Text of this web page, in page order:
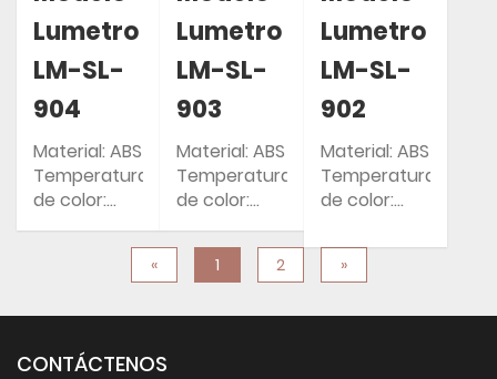
Lumetro
LM-SL-
904
Material: ABS
Temperatura
de color:
IP: IP54
Lumetro
LM-SL-
903
Material: ABS
Temperatura
de color:
Garantía: 2
años
IP: IP54
Lumetro
LM-SL-
902
Material: ABS
Temperatura
de color:
Garantía: 2
años
IP: IP54
« 1 2 »
CONTÁCTENOS